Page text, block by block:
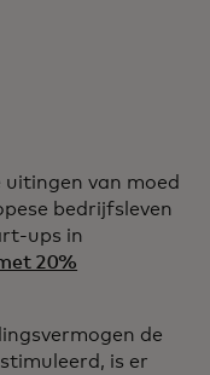
uitingen van moed
bedrijfsleven
ups in
20%
de
is er